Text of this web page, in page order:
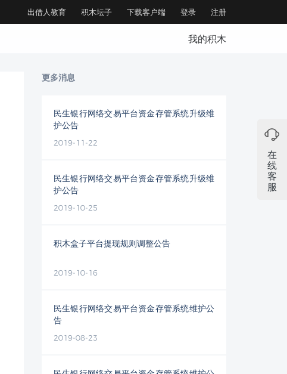
出借人教育 积木坛子 下载客户端 登录 注册
我的积木
在
线
客
服
更多消息
民生银行网络交易平台资金存管系统升级维
护公告
2019-11-22
民生银行网络交易平台资金存管系统升级维
护公告
2019-10-25
积木盒子平台提现规则调整公告
2019-10-16
民生银行网络交易平台资金存管系统维护公
告
2019-08-23